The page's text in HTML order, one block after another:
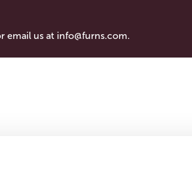
email us at info@furns.com.